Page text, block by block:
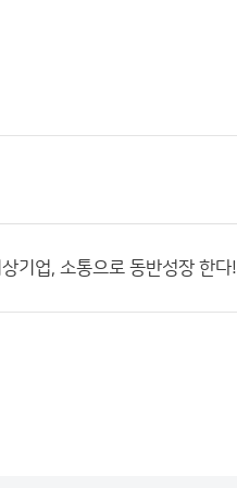
기업, 소통으로 동반성장 한다!